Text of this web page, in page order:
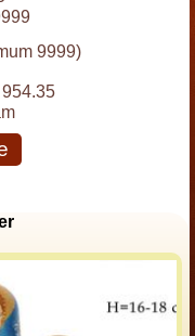
9999)